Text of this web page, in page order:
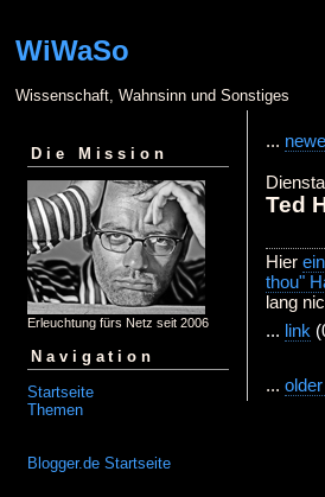
WiWaSo
Wissenschaft, Wahnsinn und Sonstiges
Die Mission
Erleuchtung fürs Netz seit 2006
Navigation
Startseite
Themen
Blogger.de Startseite
...
Ted
Hier
thou"
lang
... link
...